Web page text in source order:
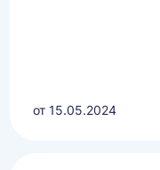
от 15.05.2024